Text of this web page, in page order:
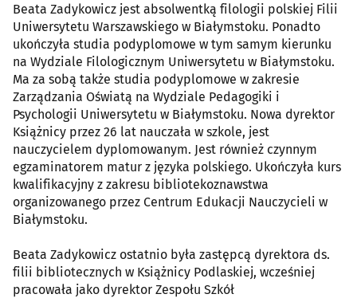
Beata Zadykowicz jest absolwentką filologii polskiej Filii
Uniwersytetu Warszawskiego w Białymstoku. Ponadto
ukończyła studia podyplomowe w tym samym kierunku
na Wydziale Filologicznym Uniwersytetu w Białymstoku.
Ma za sobą także studia podyplomowe w zakresie
Zarządzania Oświatą na Wydziale Pedagogiki i
Psychologii Uniwersytetu w Białymstoku. Nowa dyrektor
Książnicy przez 26 lat nauczała w szkole, jest
nauczycielem dyplomowanym. Jest również czynnym
egzaminatorem matur z języka polskiego. Ukończyła kurs
kwalifikacyjny z zakresu bibliotekoznawstwa
organizowanego przez Centrum Edukacji Nauczycieli w
Białymstoku.
Beata Zadykowicz ostatnio była zastępcą dyrektora ds.
filii bibliotecznych w Książnicy Podlaskiej, wcześniej
pracowała jako dyrektor Zespołu Szkół